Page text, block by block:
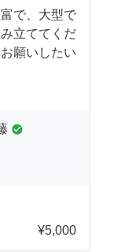
で、大型で
立ててくだ
願いしたい
check_circle
¥5,000